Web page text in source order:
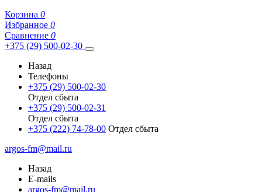
Корзина 0
Избранное 0
Сравнение 0
+375 (29) 500-02-30
Назад
Телефоны
+375 (29) 500-02-30
Отдел сбыта
+375 (29) 500-02-31
Отдел сбыта
+375 (222) 74-78-00 Отдел сбыта
argos-fm@mail.ru
Назад
E-mails
argos-fm@mail.ru